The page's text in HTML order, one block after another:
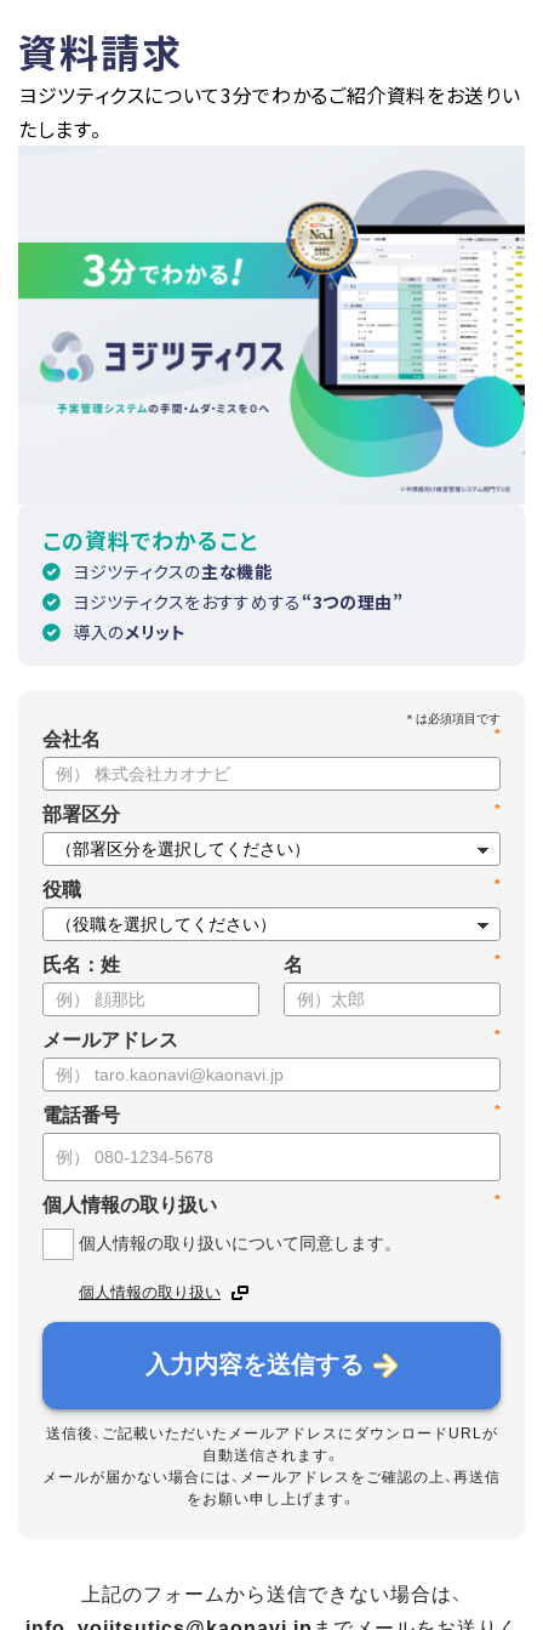
資料請求
ヨジツティクスについて3分でわかるご紹介資料をお送りい
たします。
この資料でわかること
ヨジツティクスの主な機能
ヨジツティクスをおすすめする “3つの理由”
導入のメリット
*
会社名
*
部署区分
*
役職
氏名：姓 *
名
*
メールアドレス
*
電話番号
*
個人情報の取り扱い
個人情報の取り扱いについて同意します。
個人情報の取り扱い
入力内容を送信する
送信後、ご記載いただいたメールアドレスにダウンロードURLが
自動送信されます。
メールが届かない場合には、メールアドレスをご確認の上、再送信
をお願い申し上げます。
上記のフォームから送信できない場合は、